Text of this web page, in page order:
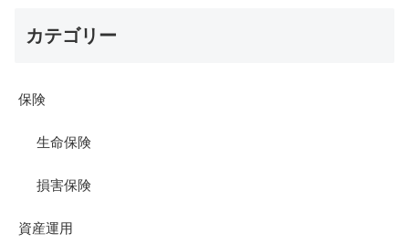
カテゴリー
保険
生命保険
損害保険
資産運用